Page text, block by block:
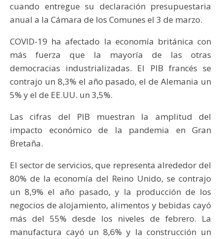
cuando entregue su declaración presupuestaria
anual a la Cámara de los Comunes el 3 de marzo.
COVID-19 ha afectado la economía británica con
más fuerza que la mayoría de las otras
democracias industrializadas. El PIB francés se
contrajo un 8,3% el año pasado, el de Alemania un
5% y el de EE.UU. un 3,5%.
Las cifras del PIB muestran la amplitud del
impacto económico de la pandemia en Gran
Bretaña.
El sector de servicios, que representa alrededor del
80% de la economía del Reino Unido, se contrajo
un 8,9% el año pasado, y la producción de los
negocios de alojamiento, alimentos y bebidas cayó
más del 55% desde los niveles de febrero. La
manufactura cayó un 8,6% y la construcción un